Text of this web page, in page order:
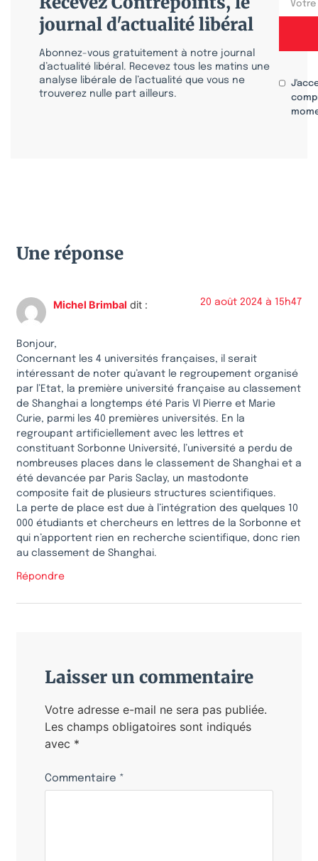
journal d'actualité libéral
Abonnez-vous gratuitement à notre journal
d’actualité libéral. Recevez tous les matins une
analyse libérale de l’actualité que vous ne
trouverez nulle part ailleurs.
Une réponse
Michel Brimbal dit : 20 août 2024 à 15h47
Bonjour,
Concernant les 4 universités françaises, il serait
intéressant de noter qu’avant le regroupement organisé
par l’Etat, la première université française au classement
de Shanghai a longtemps été Paris VI Pierre et Marie
Curie, parmi les 40 premières universités. En la
regroupant artificiellement avec les lettres et
constituant Sorbonne Université, l’université a perdu de
nombreuses places dans le classement de Shanghai et a
été devancée par Paris Saclay, un mastodonte
composite fait de plusieurs structures scientifiques.
La perte de place est due à l’intégration des quelques 10
000 étudiants et chercheurs en lettres de la Sorbonne et
qui n’apportent rien en recherche scientifique, donc rien
au classement de Shanghai.
Répondre
Laisser un commentaire
Votre adresse e-mail ne sera pas publiée.
Les champs obligatoires sont indiqués
avec *
Commentaire *